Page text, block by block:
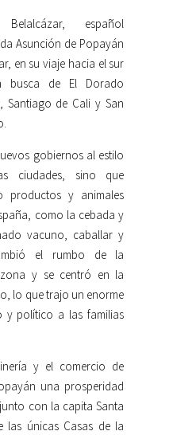
español
Asunción de Popayán
en su viaje hacia el sur
busca de El Dorado
Santiago de Cali y San
gobiernos al estilo
ciudades, sino que
productos y animales
como la cebada y
vacuno, caballar y
el rumbo de la
y se centró en la
lo que trajo un enorme
y político a las familias
y el comercio de
una prosperidad
con la capita Santa
las únicas Casas de la